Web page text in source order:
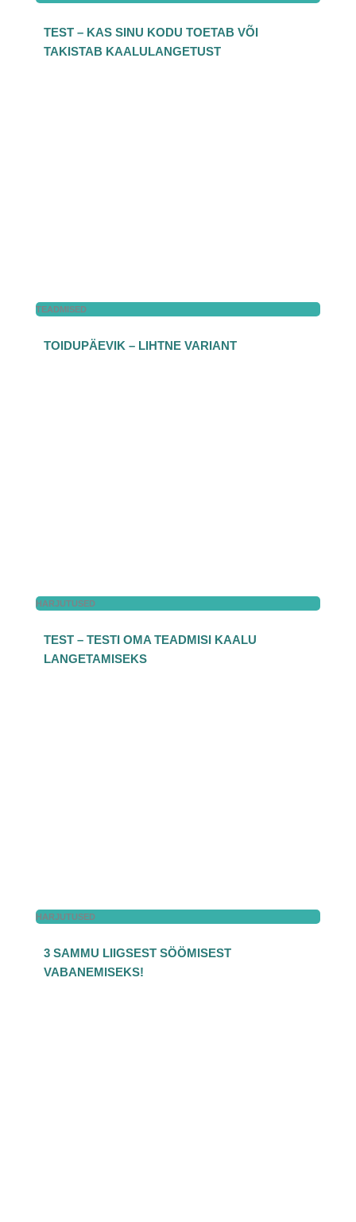
TEST – KAS SINU KODU TOETAB VÕI
TAKISTAB KAALULANGETUST
TEADMISED
TOIDUPÄEVIK – LIHTNE VARIANT
HARJUTUSED
TEST – TESTI OMA TEADMISI KAALU
LANGETAMISEKS
HARJUTUSED
3 SAMMU LIIGSEST SÖÖMISEST
VABANEMISEKS!